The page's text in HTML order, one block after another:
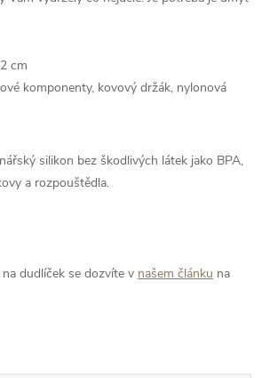
cm
komponenty, kovový držák, nylonová
silikon bez škodlivých látek jako BPA,
a rozpouštědla.
dudlíček se dozvíte v našem článku na